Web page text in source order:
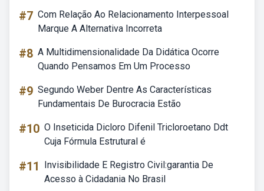
#7 Com Relação Ao Relacionamento Interpessoal
Marque A Alternativa Incorreta
#8 A Multidimensionalidade Da Didática Ocorre
Quando Pensamos Em Um Processo
#9 Segundo Weber Dentre As Características
Fundamentais De Burocracia Estão
#10 O Inseticida Dicloro Difenil Tricloroetano Ddt
Cuja Fórmula Estrutural é
#11
Invisibilidade E Registro Civil:garantia De
Acesso à Cidadania No Brasil